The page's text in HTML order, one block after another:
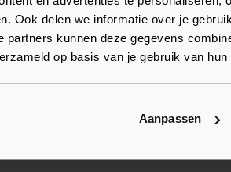
Ook delen we informatie over je
partners kunnen deze gegevens
op basis van je gebruik van
Aanpassen